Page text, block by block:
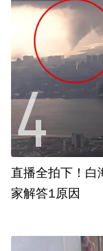
直播全拍下！白
家解答1原因